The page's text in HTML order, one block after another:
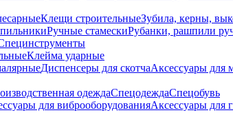
Клещи строительныеЗубила, керны,
Ручные стамескиРубанки, рашпили
Клейма ударные
Диспенсеры для скотчаАксессуары для
одеждаСпецодеждаСпецобувь
для виброоборудованияАксессуары для